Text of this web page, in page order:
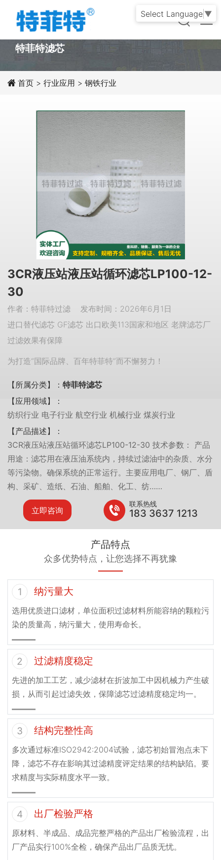
PRODUCT
特菲特滤芯
首页 > 行业应用 > 钢铁行业
3CR液压站液压站循环滤芯LP100-12-
30
作者：特菲特过滤 发布时间：2026年6月1日
进口替代滤芯 GF滤芯 出口欧美113国家和地区 老牌滤芯厂
过滤效果有保障
为打造“国际品牌、百年特菲特”而不懈努力！
【所属分类】： 特菲特滤芯
【应用领域】：
纺织行业 电子行业 航空行业 机械行业 煤炭行业
【产品描述】：
3CR液压站液压站循环滤芯LP100-12-30 技术参数： 产品
用途：滤芯用在液压油系统内，持续过滤油中的杂质、水分
等污染物。确保系统的正常运行。主要应用电厂、钢厂、盾
构、采矿、造纸、石油、船舶、化工、纺……
立即咨询
联系热线
183 3637 1213
产品特点
众多优势特点，让您选择不再犹豫
1 纳污量大
选用优质进口滤材，单位面积过滤材料所能容纳的颗粒污
染的质量高，纳污量大，使用寿命长。
2 过滤精度稳定
先进的加工工艺，减少滤材在折波加工中因机械力产生破
损，从而引起过滤失效，保障滤芯过滤精度稳定均一。
3 结构完整性高
多次通过标准ISO2942:2004试验，滤芯初始冒泡点未下
降，滤芯不存在影响其过滤精度评定结果的结构缺陷。要
求精度与实际精度水平一致。
4 出厂检验严格
原材料、半成品、成品完整严格的产品出厂检验流程，出
厂产品实行100%全检，确保产品出厂品质无忧。
Select Language ▼